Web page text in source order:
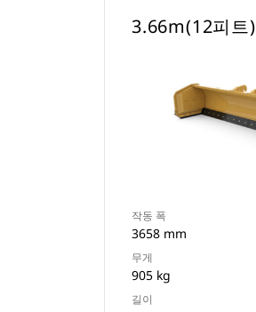
3.66m(12피트)
작동 폭
3658 mm
무게
905 kg
길이